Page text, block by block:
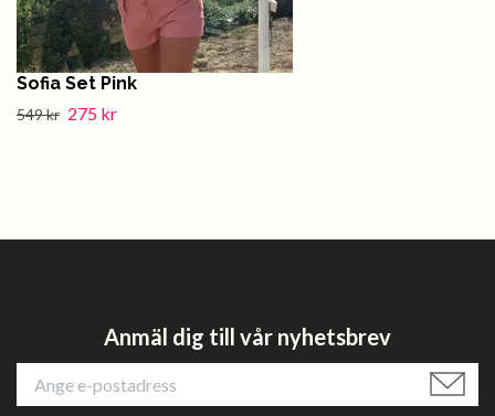
Sofia Set Pink
549 kr 275 kr
Anmäl dig till vår nyhetsbrev